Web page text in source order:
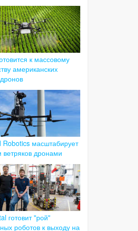
к массовому
американских
Robotics масштабирует
ветряков дронами
готовит "рой"
роботов к выходу на